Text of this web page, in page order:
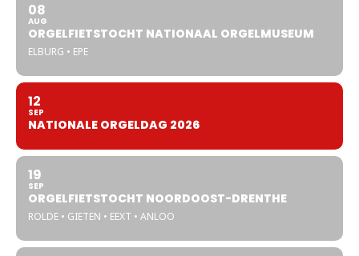
08
AUG
ORGELFIETSTOCHT NATIONAAL ORGELMUSEUM
ELBURG • EPE
12
SEP
NATIONALE ORGELDAG 2026
19
SEP
ORGELFIETSTOCHT NOORDOOST-DRENTHE
ROLDE • GIETEN • EEXT • ANLOO